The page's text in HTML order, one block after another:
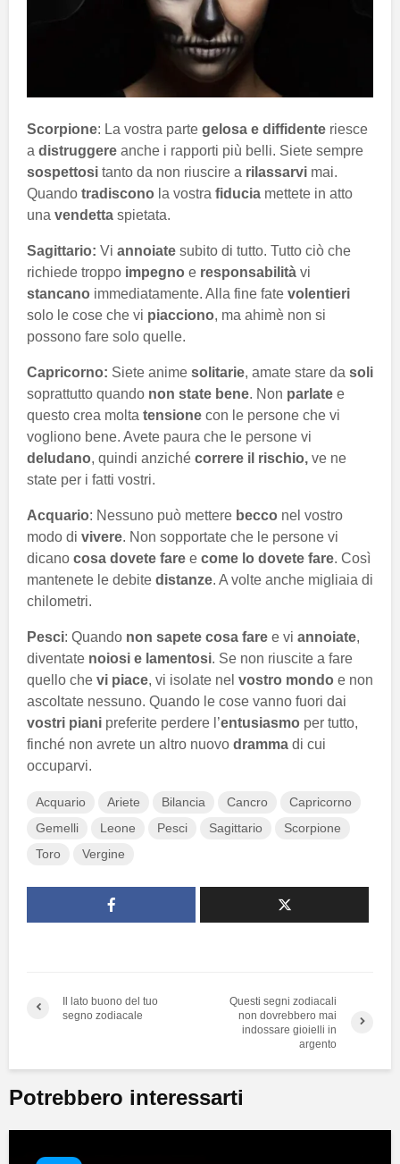
Scorpione: La vostra parte gelosa e diffidente riesce
a distruggere anche i rapporti più belli. Siete sempre
sospettosi tanto da non riuscire a rilassarvi mai.
Quando tradiscono la vostra fiducia mettete in atto
una vendetta spietata.
Sagittario: Vi annoiate subito di tutto. Tutto ciò che
richiede troppo impegno e responsabilità vi
stancano immediatamente. Alla fine fate volentieri
solo le cose che vi piacciono, ma ahimè non si
possono fare solo quelle.
Capricorno: Siete anime solitarie, amate stare da soli
soprattutto quando non state bene. Non parlate e
questo crea molta tensione con le persone che vi
vogliono bene. Avete paura che le persone vi
deludano, quindi anziché correre il rischio, ve ne
state per i fatti vostri.
Acquario: Nessuno può mettere becco nel vostro
modo di vivere. Non sopportate che le persone vi
dicano cosa dovete fare e come lo dovete fare. Così
mantenete le debite distanze. A volte anche migliaia di
chilometri.
Pesci: Quando non sapete cosa fare e vi annoiate,
diventate noiosi e lamentosi. Se non riuscite a fare
quello che vi piace, vi isolate nel vostro mondo e non
ascoltate nessuno. Quando le cose vanno fuori dai
vostri piani preferite perdere l’entusiasmo per tutto,
finché non avrete un altro nuovo dramma di cui
occuparvi.
Acquario Ariete Bilancia Cancro
Capricorno
Gemelli
Leone Pesci Sagittario
Scorpione
Toro
Vergine
Il lato buono del tuo
segno zodiacale
Questi segni zodiacali
non dovrebbero mai
indossare gioielli in
argento
Potrebbero interessarti